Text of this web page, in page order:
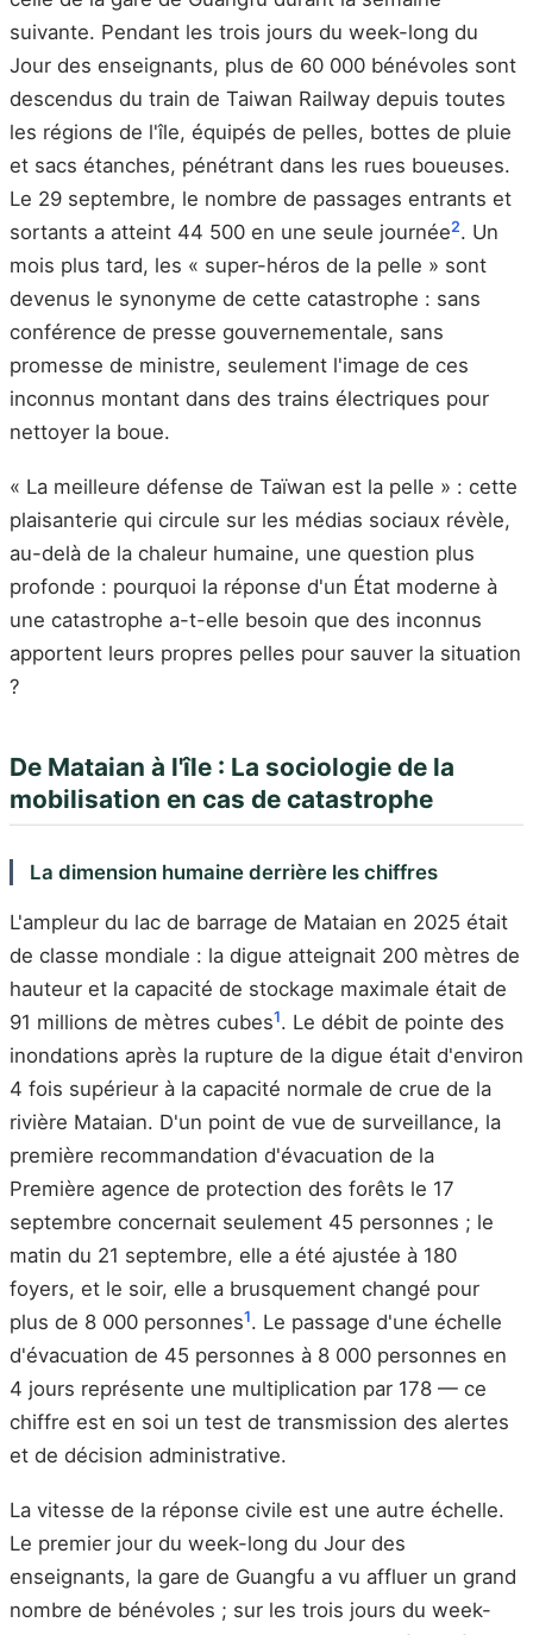
suivante. Pendant les trois jours du week-long du
Jour des enseignants, plus de 60 000 bénévoles sont
descendus du train de Taiwan Railway depuis toutes
les régions de l'île, équipés de pelles, bottes de pluie
et sacs étanches, pénétrant dans les rues boueuses.
Le 29 septembre, le nombre de passages entrants et
sortants a atteint 44 500 en une seule journée2. Un
mois plus tard, les « super-héros de la pelle » sont
devenus le synonyme de cette catastrophe : sans
conférence de presse gouvernementale, sans
promesse de ministre, seulement l'image de ces
inconnus montant dans des trains électriques pour
nettoyer la boue.
« La meilleure défense de Taïwan est la pelle » : cette
plaisanterie qui circule sur les médias sociaux révèle,
au-delà de la chaleur humaine, une question plus
profonde : pourquoi la réponse d'un État moderne à
une catastrophe a-t-elle besoin que des inconnus
apportent leurs propres pelles pour sauver la situation
?
De Mataian à l'île : La sociologie de la
mobilisation en cas de catastrophe
La dimension humaine derrière les chiffres
L'ampleur du lac de barrage de Mataian en 2025 était
de classe mondiale : la digue atteignait 200 mètres de
hauteur et la capacité de stockage maximale était de
91 millions de mètres cubes1. Le débit de pointe des
inondations après la rupture de la digue était d'environ
4 fois supérieur à la capacité normale de crue de la
rivière Mataian. D'un point de vue de surveillance, la
première recommandation d'évacuation de la
Première agence de protection des forêts le 17
septembre concernait seulement 45 personnes ; le
matin du 21 septembre, elle a été ajustée à 180
foyers, et le soir, elle a brusquement changé pour
plus de 8 000 personnes1. Le passage d'une échelle
d'évacuation de 45 personnes à 8 000 personnes en
4 jours représente une multiplication par 178 — ce
chiffre est en soi un test de transmission des alertes
et de décision administrative.
La vitesse de la réponse civile est une autre échelle.
Le premier jour du week-long du Jour des
enseignants, la gare de Guangfu a vu affluer un grand
nombre de bénévoles ; sur les trois jours du week-